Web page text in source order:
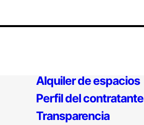
Alquiler de espacios
Perfil del contratante
Transparencia